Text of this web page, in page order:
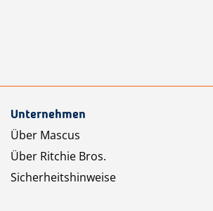
Unternehmen
Über Mascus
Über Ritchie Bros.
Sicherheitshinweise